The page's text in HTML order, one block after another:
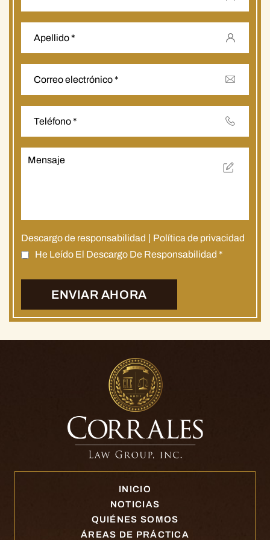
Descargo de responsabilidad
Política de privacidad
He Leído El Descargo De Responsabilidad *
INICIO
NOTICIAS
QUIÉNES SOMOS
ÁREAS DE PRÁCTICA